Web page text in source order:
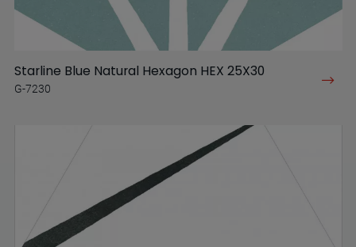
Starline Blue Natural Hexagon HEX 25X30
G-7230